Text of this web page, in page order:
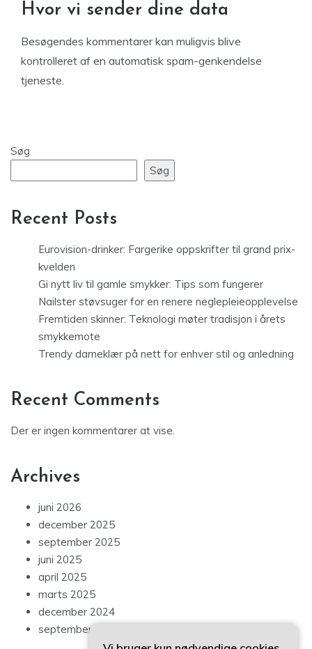
Hvor vi sender dine data
Besøgendes kommentarer kan muligvis blive
kontrolleret af en automatisk spam-genkendelse
tjeneste.
Søg
Søg
Recent Posts
Eurovision-drinker: Fargerike oppskrifter til grand prix-
kvelden
Gi nytt liv til gamle smykker: Tips som fungerer
Nailster støvsuger for en renere neglepleieopplevelse
Fremtiden skinner: Teknologi møter tradisjon i årets
smykkemote
Trendy dameklær på nett for enhver stil og anledning
Recent Comments
Der er ingen kommentarer at vise.
Archives
juni 2026
december 2025
september 2025
juni 2025
april 2025
marts 2025
december 2024
september 2024